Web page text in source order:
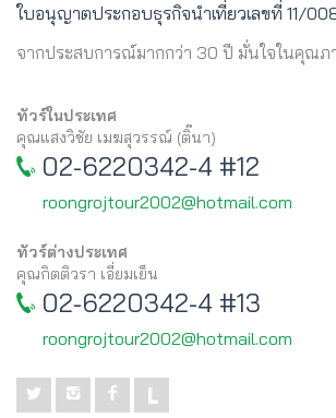
ใบอนุญาตประกอบธุรกิจนำเที่ยวเลขที่ 11/
จากประสบการณ์มากกว่า 30 ปี มั่นใจในคุณภ
ทัวร์ในประเทศ
คุณแสงวิชัย เมฆสุวรรณ์ (ติ๊นา)
02-6220342-4 #12
roongrojtour2002@hotmail.com
ทัวร์ต่างประเทศ
คุณกิตติวรา เอี่ยมเย็น
02-6220342-4 #13
roongrojtour2002@hotmail.com